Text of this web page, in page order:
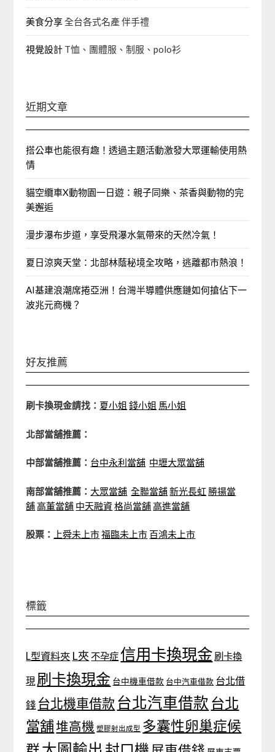
美食分享全台各式名產 伴手禮
視覺設計 T恤、團體服、制服、polo衫
近期文章
搭公車也能很有趣！透過主題活動激發大眾運輸使用熱
情
貓空纜車X動物園一日遊：親子同樂、茶香與動物的完
美邂逅
漫步瀑布步道，享受飛瀑水氣帶來的天然冷氣！
夏日涼爽天堂：北部林蔭秘境全攻略，逃離都市熱浪！
AI基建浪潮席捲亞洲！台灣半導體供應鏈如何搶佔下一
波兆元商機？
好友推薦
刷卡換現金請找： 夏小姐 錢小姐 馬小姐
北部當舖推薦：
中部當舖推薦： 台中永利當舖 中壢大眾當舖
南部當舖推薦： 大眾當舖 全聯當舖新光長虹 勝揚當
舖高董當舖 中天融資格尚當舖高進當舖
股票： 上舜未上市福臨未上市 百鴻未上市
標籤
L型資料夾 L夾 不孕症 信用卡換現金 刷卡換
現 刷卡換現金 台中機車借款 台中汽車借款 台北借
錢 台北機車借款 台北汽車借款 台北
當舖堆高機 塑膠射出成型 多囊性卵巢症候